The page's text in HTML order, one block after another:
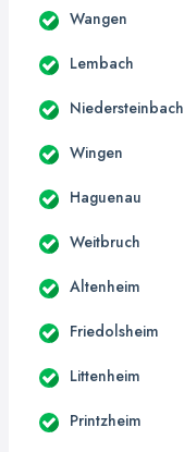
Wangen
Lembach
Niedersteinbach
Wingen
Haguenau
Weitbruch
Altenheim
Friedolsheim
Littenheim
Printzheim